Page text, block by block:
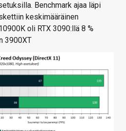
Benchmark ajaa läpi
keskimääräinen
oli RTX 3090:llä 8 %
3900XT